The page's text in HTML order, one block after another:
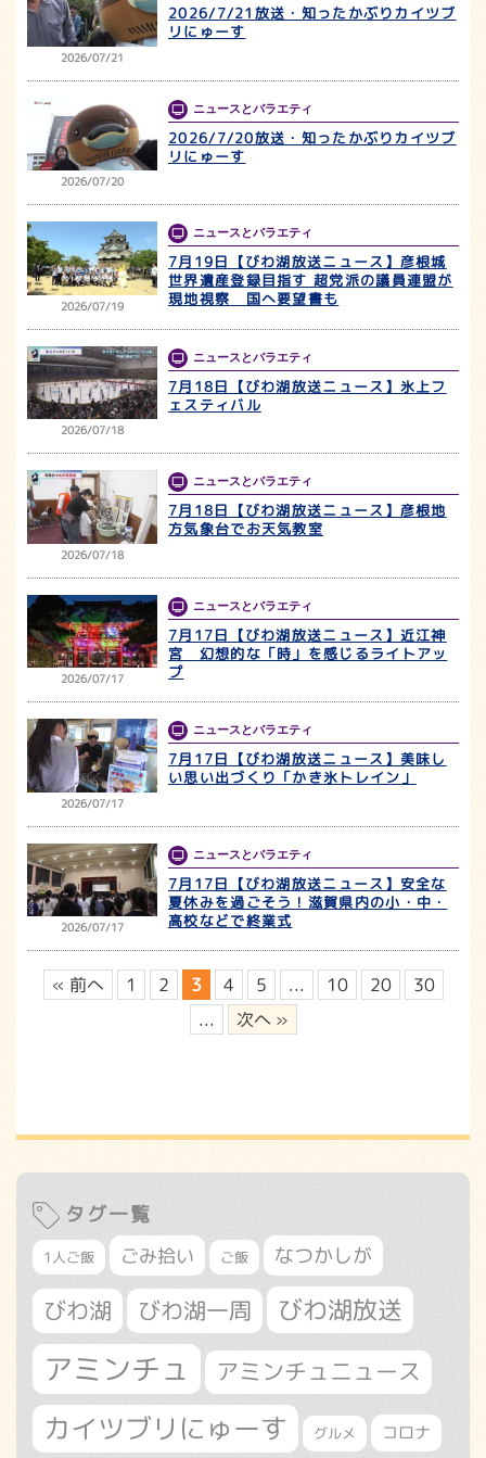
2026/07/21
2026/7/21放送・知ったかぶりカイツブ
リにゅーす
2026/07/20
ニュースとバラエティ
2026/7/20放送・知ったかぶりカイツブ
リにゅーす
2026/07/19
ニュースとバラエティ
7月19日【びわ湖放送ニュース】彦根城
世界遺産登録目指す 超党派の議員連盟が
現地視察 国へ要望書も
2026/07/18
ニュースとバラエティ
7月18日【びわ湖放送ニュース】氷上フ
ェスティバル
2026/07/18
ニュースとバラエティ
7月18日【びわ湖放送ニュース】彦根地
方気象台でお天気教室
2026/07/17
ニュースとバラエティ
7月17日【びわ湖放送ニュース】近江神
宮 幻想的な「時」を感じるライトアッ
プ
2026/07/17
ニュースとバラエティ
7月17日【びわ湖放送ニュース】美味し
い思い出づくり「かき氷トレイン」
2026/07/17
ニュースとバラエティ
7月17日【びわ湖放送ニュース】安全な
夏休みを過ごそう！滋賀県内の小・中・
高校などで終業式
« 前へ 1 2 3 4 5 ... 10 20
30
...
次へ »
タグ一覧
1人ご飯 ごみ拾い ご飯 なつかしが
びわ湖 びわ湖一周 びわ湖放送
アミンチュ アミンチュニュース
カイツブリにゅーす グルメ コロナ